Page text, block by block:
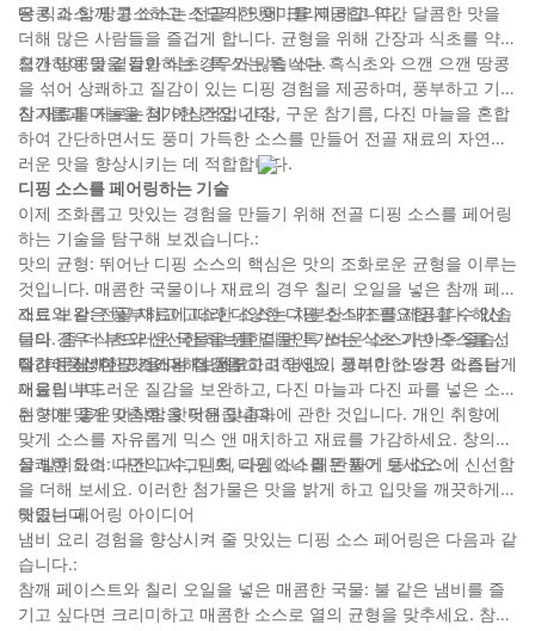
은 킥과 함께 고소하고 스모키한 풍미를 제공합니다.
땅콩 소스: 땅콩 소스는 전골의 맛에 크리미하고 약간 달콤한 맛을
더해 많은 사람들을 즐겁게 합니다. 균형을 위해 간장과 식초를 약간
첨가하여 맛을 강화하는 경우가 많습니다.
으깬 땅콩을 곁들인 식초: 톡 쏘는 톡 쏘는 흑식초와 으깬 으깬 땅콩
을 섞어 상쾌하고 질감이 있는 디핑 경험을 제공하며, 풍부하고 기름
진 재료를 자르는 데 이상적입니다.
참기름과 마늘을 첨가한 간장: 간장, 구운 참기름, 다진 마늘을 혼합
하여 간단하면서도 풍미 가득한 소스를 만들어 전골 재료의 자연스
러운 맛을 향상시키는 데 적합합니다.
디핑 소스를 페어링하는 기술
이제 조화롭고 맛있는 경험을 만들기 위해 전골 디핑 소스를 페어링
하는 기술을 탐구해 보겠습니다.:
맛의 균형: 뛰어난 디핑 소스의 핵심은 맛의 조화로운 균형을 이루는
것입니다. 매콤한 국물이나 재료의 경우 칠리 오일을 넣은 참깨 페이
스트와 같은 풍부하고 고소한 소스는 차분한 대조를 제공할 수 있습
니다. 좀 더 부드러운 국물을 원한다면 톡 쏘는 식초 기반 소스를 선
택하여 상쾌한 맛을 더해보세요.
재료 보완: 전골 재료에 따라 다양한 디핑 소스가 필요합니다. 해산
물의 경우 식초와 신선한 허브를 곁들인 가벼운 소스가 아주 좋습니
다. 더 풍성한 고기에는 더 풍부하고 영양이 풍부한 소스가 아름답게
어울립니다.
질감 문제: 디핑 소스의 질감을 고려하세요. 크리미한 땅콩 소스는
재료의 부드러운 질감을 보완하고, 다진 마늘과 다진 파를 넣은 소스
는 기분 좋은 아삭함을 더해줍니다.
취향에 맞게 맞춤화: 핫팟은 맞춤화에 관한 것입니다. 개인 취향에
맞게 소스를 자유롭게 믹스 앤 매치하고 재료를 가감하세요. 창의력
을 발휘하여 나만의 시그니처 디핑 소스를 만들어 보세요.
상쾌한 요소: 다진 고수, 민트, 라임이나 레몬 짜기 등 소스에 신선함
을 더해 보세요. 이러한 첨가물은 맛을 밝게 하고 입맛을 깨끗하게
해줍니다.
맛있는 페어링 아이디어
냄비 요리 경험을 향상시켜 줄 맛있는 디핑 소스 페어링은 다음과 같
습니다.:
참깨 페이스트와 칠리 오일을 넣은 매콤한 국물: 불 같은 냄비를 즐
기고 싶다면 크리미하고 매콤한 소스로 열의 균형을 맞추세요. 참깨